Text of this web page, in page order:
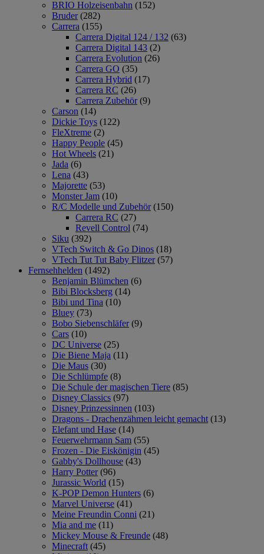
BRIO Holzeisenbahn (152)
Bruder (282)
Carrera (155)
Carrera Digital 124 / 132 (63)
Carrera Digital 143 (2)
Carrera Evolution (26)
Carrera GO (35)
Carrera Hybrid (17)
Carrera RC (26)
Carrera Zubehör (9)
Carson (14)
Dickie Toys (122)
FleXtreme (2)
Happy People (45)
Hot Wheels (21)
Jada (6)
Lena (43)
Majorette (53)
Monster Jam (10)
R/C Modelle und Zubehör (150)
Carrera RC (27)
Revell Control (74)
Siku (392)
VTech Switch & Go Dinos (18)
VTech Tut Tut Baby Flitzer (57)
Fernsehhelden (1492)
Benjamin Blümchen (6)
Bibi Blocksberg (14)
Bibi und Tina (10)
Bluey (73)
Bobo Siebenschläfer (9)
Cars (10)
DC Universe (25)
Die Biene Maja (11)
Die Maus (30)
Die Schlümpfe (8)
Die Schule der magischen Tiere (85)
Disney Classics (97)
Disney Prinzessinnen (103)
Dragons - Drachenzähmen leicht gemacht (13)
Elefant und Hase (14)
Feuerwehrmann Sam (55)
Frozen - Die Eiskönigin (45)
Gabby's Dollhouse (43)
Harry Potter (96)
Jurassic World (15)
K-POP Demon Hunters (6)
Marvel Universe (41)
Meine Freundin Conni (21)
Mia and me (11)
Mickey Mouse & Freunde (48)
Minecraft (45)